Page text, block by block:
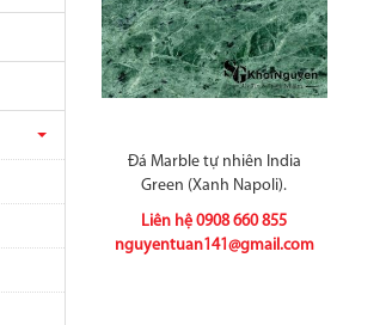
Đá Marble tự nhiên India
Green (Xanh Napoli).
Liên hệ0908 660 855
nguyentuan141@gmail.com